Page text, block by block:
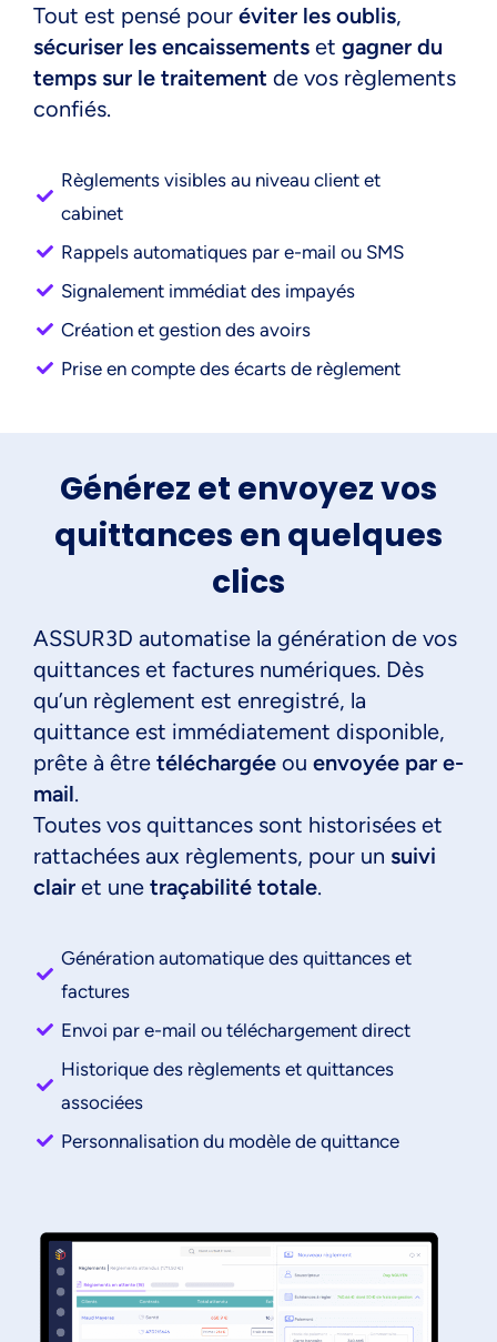
Tout est pensé pour éviter les oublis,
sécuriser les encaissements et gagner du
temps sur le traitement de vos règlements
confiés.
Règlements visibles au niveau client et
cabinet
Rappels automatiques par e-mail ou SMS
Signalement immédiat des impayés
Création et gestion des avoirs
Prise en compte des écarts de règlement
Générez et envoyez vos
quittances en quelques
clics
ASSUR3D automatise la génération de vos
quittances et factures numériques. Dès
qu’un règlement est enregistré, la
quittance est immédiatement disponible,
prête à être téléchargée ou envoyée par e-
mail.
Toutes vos quittances sont historisées et
rattachées aux règlements, pour un suivi
clair et une traçabilité totale.
Génération automatique des quittances et
factures
Envoi par e-mail ou téléchargement direct
Historique des règlements et quittances
associées
Personnalisation du modèle de quittance